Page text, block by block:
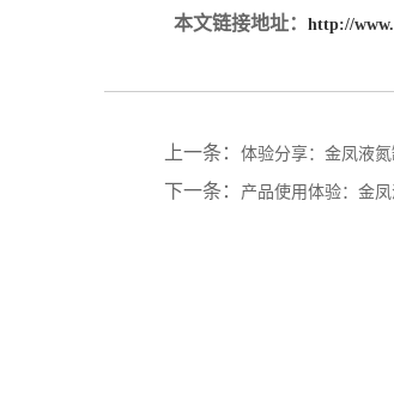
本文链接地址： http://
上一条： 体验分享：金凤液
下一条： 产品使用体验：金